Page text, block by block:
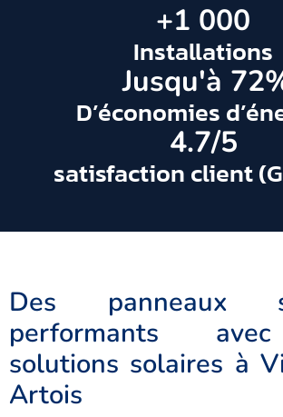
Installations
+1 000
D’économies
Jusqu'à 72
satisfaction client
4.7/5
Des panneaux
performants
solutions solaires à
Artois